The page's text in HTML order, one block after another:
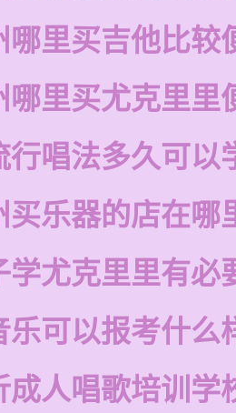
哪里买吉他比较
哪里买尤克里里
行唱法多久可以
买乐器的店在哪
学尤克里里有必
乐可以报考什么
成人唱歌培训学